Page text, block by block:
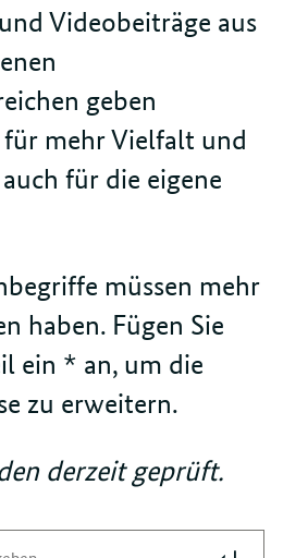
Videobeiträge aus
geben
mehr Vielfalt und
für die eigene
müssen mehr
haben. Fügen Sie
ein * an, um die
zu erweitern.
derzeit geprüft.